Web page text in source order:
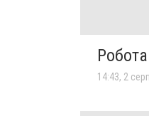
14:43, 2